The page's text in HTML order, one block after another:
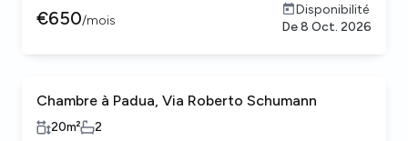
€650/mois
Disponibilité
De8 Oct. 2026
Chambre à Padua, Via Roberto Schumann
20m² 2